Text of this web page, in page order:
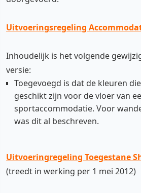
Uitvoeringsregeling
Inhoudelijk is het volgende
versie:
Toegevoegd is dat de kleuren
geschikt zijn voor de vloer van
sportaccommodatie. Voor
was dit al beschreven.
Uitvoeringregeling Toegestane
(treedt in werking per 1 mei 2012)